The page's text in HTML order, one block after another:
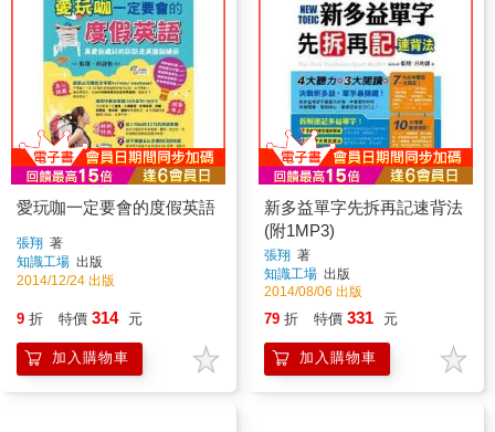
愛玩咖一定要會的度假英語
張翔 著
知識工場 出版
2014/12/24 出版
9 折 特價 314 元
加入購物車
新多益單字先拆再記速背法
(附1MP3)
張翔 著
知識工場 出版
2014/08/06 出版
79 折 特價 331 元
加入購物車